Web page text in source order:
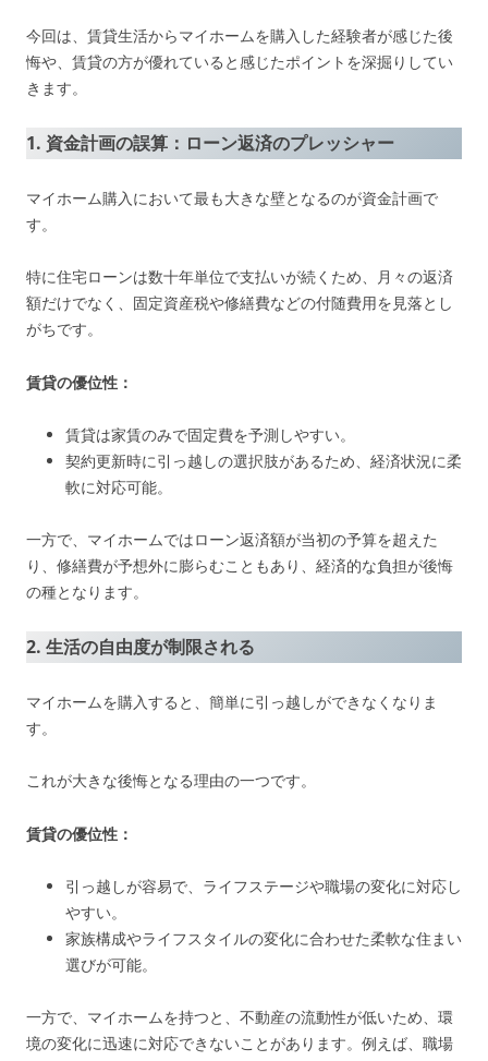
今回は、賃貸生活からマイホームを購入した経験者が感じた後
悔や、賃貸の方が優れていると感じたポイントを深掘りしてい
きます。
1. 資金計画の誤算：ローン返済のプレッシャー
マイホーム購入において最も大きな壁となるのが資金計画で
す。
特に住宅ローンは数十年単位で支払いが続くため、月々の返済
額だけでなく、固定資産税や修繕費などの付随費用を見落とし
がちです。
賃貸の優位性：
賃貸は家賃のみで固定費を予測しやすい。
契約更新時に引っ越しの選択肢があるため、経済状況に柔
軟に対応可能。
一方で、マイホームではローン返済額が当初の予算を超えた
り、修繕費が予想外に膨らむこともあり、経済的な負担が後悔
の種となります。
2. 生活の自由度が制限される
マイホームを購入すると、簡単に引っ越しができなくなりま
す。
これが大きな後悔となる理由の一つです。
賃貸の優位性：
引っ越しが容易で、ライフステージや職場の変化に対応し
やすい。
家族構成やライフスタイルの変化に合わせた柔軟な住まい
選びが可能。
一方で、マイホームを持つと、不動産の流動性が低いため、環
境の変化に迅速に対応できないことがあります。例えば、職場